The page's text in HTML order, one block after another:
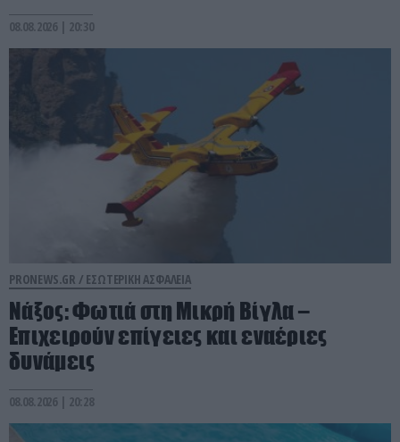
08.08.2026 | 20:30
PRONEWS.GR / ΕΣΩΤΕΡΙΚΗ ΑΣΦΑΛΕΙΑ
Νάξος: Φωτιά στη Μικρή Βίγλα –
Επιχειρούν επίγειες και εναέριες
δυνάμεις
08.08.2026 | 20:28